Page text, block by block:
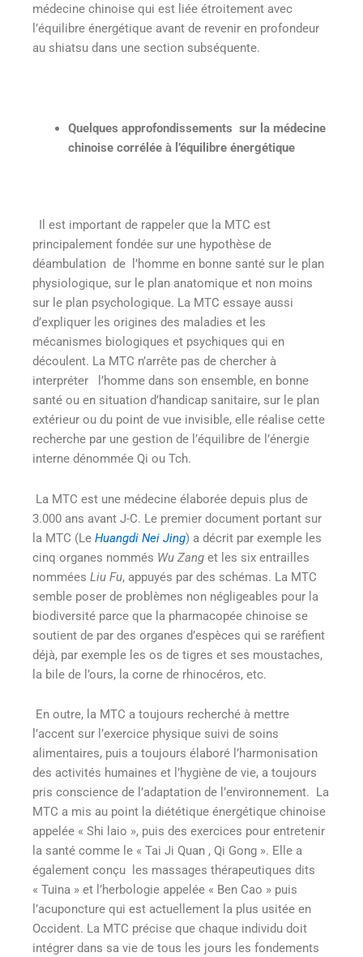
médecine chinoise qui est liée étroitement avec
l’équilibre énergétique avant de revenir en profondeur
au shiatsu dans une section subséquente.
Quelques approfondissements sur la médecine
chinoise corrélée à l’équilibre énergétique
Il est important de rappeler que la MTC est
principalement fondée sur une hypothèse de
déambulation de l’homme en bonne santé sur le plan
physiologique, sur le plan anatomique et non moins
sur le plan psychologique. La MTC essaye aussi
d’expliquer les origines des maladies et les
mécanismes biologiques et psychiques qui en
découlent. La MTC n’arrête pas de chercher à
interpréter l’homme dans son ensemble, en bonne
santé ou en situation d’handicap sanitaire, sur le plan
extérieur ou du point de vue invisible, elle réalise cette
recherche par une gestion de l’équilibre de l’énergie
interne dénommée Qi ou Tch.
La MTC est une médecine élaborée depuis plus de
3.000 ans avant J-C. Le premier document portant sur
la MTC (Le Huangdi Nei Jing) a décrit par exemple les
cinq organes nommés Wu Zang et les six entrailles
nommées Liu Fu, appuyés par des schémas. La MTC
semble poser de problèmes non négligeables pour la
biodiversité parce que la pharmacopée chinoise se
soutient de par des organes d’espèces qui se raréfient
déjà, par exemple les os de tigres et ses moustaches,
la bile de l’ours, la corne de rhinocéros, etc.
En outre, la MTC a toujours recherché à mettre
l’accent sur l’exercice physique suivi de soins
alimentaires, puis a toujours élaboré l’harmonisation
des activités humaines et l’hygiène de vie, a toujours
pris conscience de l’adaptation de l’environnement. La
MTC a mis au point la diététique énergétique chinoise
appelée « Shi laio », puis des exercices pour entretenir
la santé comme le « Tai Ji Quan , Qi Gong ». Elle a
également conçu les massages thérapeutiques dits
« Tuina » et l’herbologie appelée « Ben Cao » puis
l’acuponcture qui est actuellement la plus usitée en
Occident. La MTC précise que chaque individu doit
intégrer dans sa vie de tous les jours les fondements